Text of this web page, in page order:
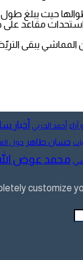
يبقى التريّض
أحمد الحربي أخبار
حسان طاهر حول العالم
محمد عوض
customize